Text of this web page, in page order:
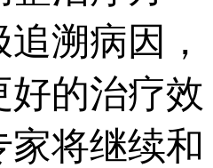
溯病因，
好的治疗效
将继续和